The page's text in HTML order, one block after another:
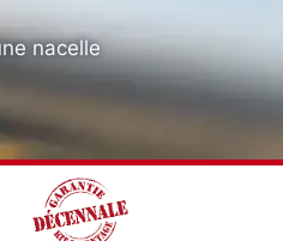
nacelle